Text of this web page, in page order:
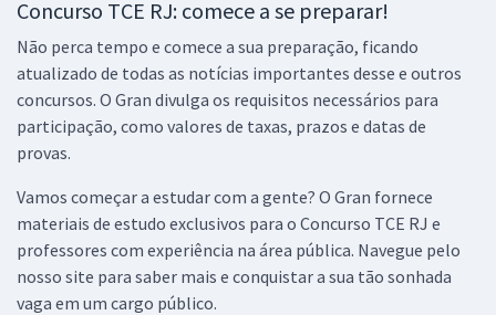
Concurso TCE RJ: comece a se preparar!
Não perca tempo e comece a sua preparação, ficando
atualizado de todas as notícias importantes desse e outros
concursos. O Gran divulga os requisitos necessários para
participação, como valores de taxas, prazos e datas de
provas.
Vamos começar a estudar com a gente? O Gran fornece
materiais de estudo exclusivos para o Concurso TCE RJ e
professores com experiência na área pública. Navegue pelo
nosso site para saber mais e conquistar a sua tão sonhada
vaga em um cargo público.